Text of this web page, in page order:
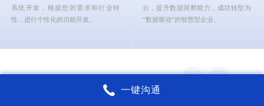
系统开发，根据您的需求和行业特
性，进行个性化的功能开发。
台，提升数据洞察能力，成功转型为
“数据驱动”的智慧型企业。
锐智互动核心能力
一键沟通